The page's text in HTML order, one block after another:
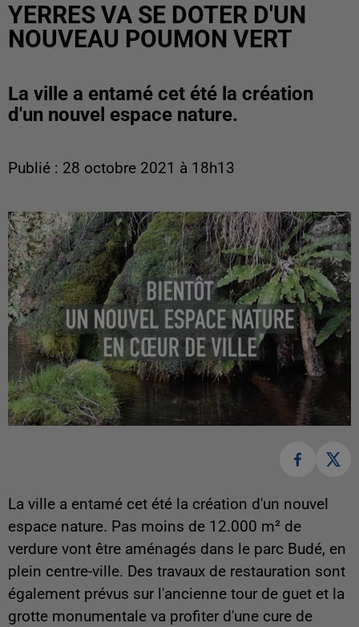
YERRES VA SE DOTER D'UN
NOUVEAU POUMON VERT
La ville a entamé cet été la création
d'un nouvel espace nature.
Publié : 28 octobre 2021 à 18h13
La ville a entamé cet été la création d'un nouvel
espace nature. Pas moins de 12.000 m² de
verdure vont être aménagés dans le parc Budé, en
plein centre-ville. Des travaux de restauration sont
également prévus sur l'ancienne tour de guet et la
grotte monumentale va profiter d'une cure de